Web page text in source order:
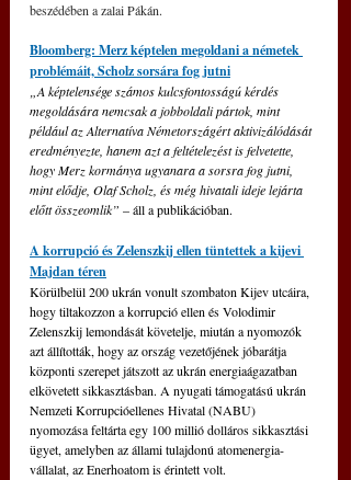
beszédében a zalai Pákán.
Bloomberg: Merz képtelen megoldani a németek
problémáit, Scholz sorsára fog jutni
„A képtelensége számos kulcsfontosságú kérdés
megoldására nemcsak a jobboldali pártok, mint
például az Alternatíva Németországért aktivizálódását
eredményezte, hanem azt a feltételezést is felvetette,
hogy Merz kormánya ugyanara a sorsra fog jutni,
mint elődje, Olaf Scholz, és még hivatali ideje lejárta
előtt összeomlik” – áll a publikációban.
A korrupció és Zelenszkij ellen tüntettek a kijevi
Majdan téren
Körülbelül 200 ukrán vonult szombaton Kijev utcáira,
hogy tiltakozzon a korrupció ellen és Volodimir
Zelenszkij lemondását követelje, miután a nyomozók
azt állították, hogy az ország vezetőjének jóbarátja
központi szerepet játszott az ukrán energiaágazatban
elkövetett sikkasztásban. A nyugati támogatású ukrán
Nemzeti Korrupcióellenes Hivatal (NABU)
nyomozása feltárta egy 100 millió dolláros sikkasztási
ügyet, amelyben az állami tulajdonú atomenergia-
vállalat, az Enerhoatom is érintett volt.